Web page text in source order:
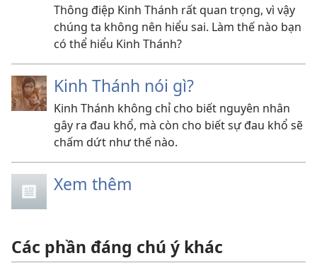
Thông điệp Kinh Thánh rất quan trọng, vì vậy
chúng ta không nên hiểu sai. Làm thế nào bạn
có thể hiểu Kinh Thánh?
Kinh Thánh nói gì?
Kinh Thánh không chỉ cho biết nguyên nhân
gây ra đau khổ, mà còn cho biết sự đau khổ sẽ
chấm dứt như thế nào.
Xem thêm
Các phần đáng chú ý khác